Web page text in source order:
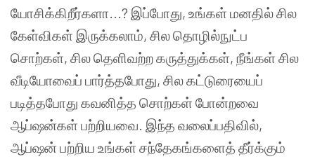
யோசிக்கிறீர்களா...? இப்போது, உங்கள் மனதில் சில
கேள்விகள் இருக்கலாம், சில தொழில்நுட்ப
சொற்கள், சில தெளிவற்ற கருத்துக்கள், நீங்கள் சில
வீடியோவைப் பார்த்தபோது, சில கட்டுரையைப்
படித்தபோது கவனித்த சொற்கள் போன்றவை
ஆப்ஷன்கள் பற்றியவை. இந்த வலைப்பதிவில்,
ஆப்ஷன் பற்றிய உங்கள் சந்தேகங்களைத் தீர்க்கும்